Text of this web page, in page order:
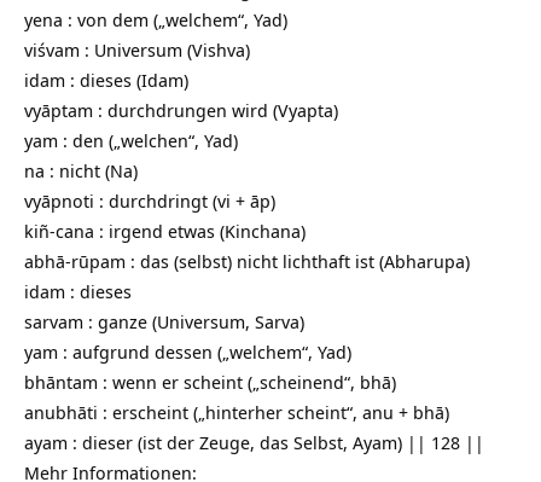
yena : von dem („welchem“, Yad)
viśvam : Universum (Vishva)
idam : dieses (Idam)
vyāptam : durchdrungen wird (Vyapta)
yam : den („welchen“, Yad)
na : nicht (Na)
vyāpnoti : durchdringt (vi + āp)
kiñ-cana : irgend etwas (Kinchana)
abhā-rūpam : das (selbst) nicht lichthaft ist (Abharupa)
idam : dieses
sarvam : ganze (Universum, Sarva)
yam : aufgrund dessen („welchem“, Yad)
bhāntam : wenn er scheint („scheinend“, bhā)
anubhāti : erscheint („hinterher scheint“, anu + bhā)
ayam : dieser (ist der Zeuge, das Selbst, Ayam) || 128 ||
Mehr Informationen: